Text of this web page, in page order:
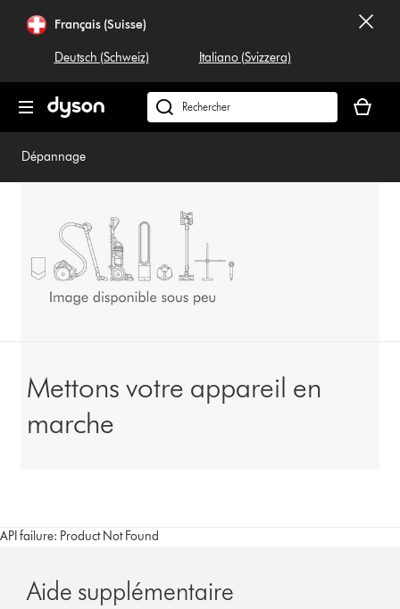
Français (Suisse)
Deutsch (Schweiz) Italiano (Svizzera)
Rechercher
dyson.ch
panier
est
Dépannage
Mettons votre appareil en
marche
API failure: Product Not Found
Aide supplémentaire